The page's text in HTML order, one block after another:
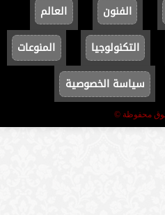
الفنون
العالم
التكنولوجيا
المنوعات
سياسة الخصوصية
محفوظة ©